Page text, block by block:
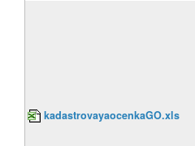
kadastrovayaocenkaGO.xls